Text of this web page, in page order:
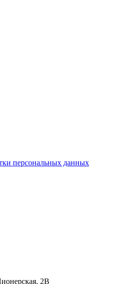
персональных данных
2В